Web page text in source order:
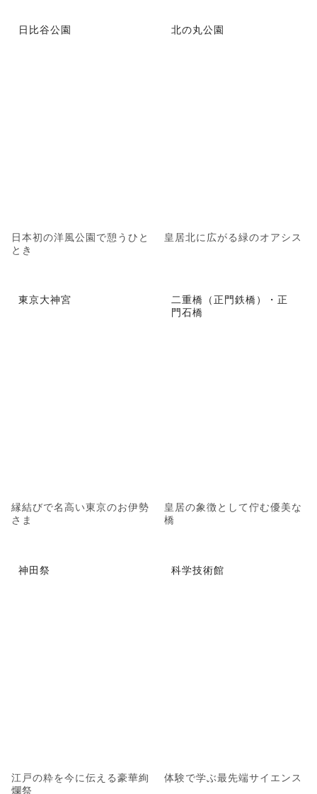
日比谷公園
日本初の洋風公園で憩うひと
とき
北の丸公園
皇居北に広がる緑のオアシス
東京大神宮
縁結びで名高い東京のお伊勢
さま
二重橋（正門鉄橋）・正
門石橋
皇居の象徴として佇む優美な
橋
神田祭
江戸の粋を今に伝える豪華絢
爛祭
科学技術館
体験で学ぶ最先端サイエンス